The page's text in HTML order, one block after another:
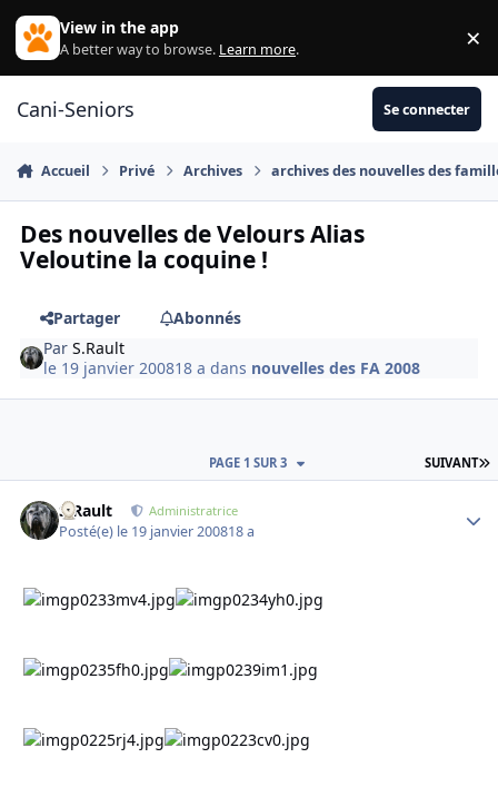
Aller au contenu
View in the app
A better way to browse. Learn more. ×
Cani-Seniors Se connecter
Accueil Privé Archives archives des nouvelles des
Des nouvelles de Velours Alias
Veloutine la coquine !
Partager
Abonnés
ParS.Rault
le 19 janvier 200818 a dans nouvelles des FA 2008
SUIVANT
PAGE 1 SUR 3
S.Rault Administratrice
Posté(e) le 19 janvier 200818 a